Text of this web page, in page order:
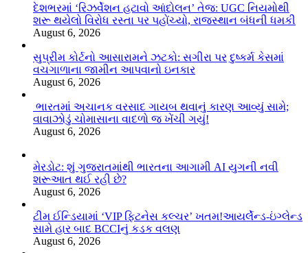
દેશભરમાં ‘રિઝર્વેશન હટાવો આંદોલન’ તેજ: UGC નિયમોથી
શરૂ થયેલો વિરોધ રસ્તા પર પહોંચ્યો, રાજસ્થાન બંધની ધમકી
August 6, 2026
સુપ્રીમ કોર્ટનો આસારામને ઝટકો: સગીરા પર દુષ્કર્મ કેસમાં
વચગાળાના જામીન આપવાનો ઇનકાર
August 6, 2026
ભારતમાં અચાનક વરસાદ ગાયબ થવાનું કારણ આવ્યું સામે;
વાવાઝોડું ચોમાસાના વાદળો જ ખેંચી ગયું!
August 6, 2026
મેરડોટ: શું ગુજરાતમાંથી ભારતના આગામી AI યુગની નવી
શરૂઆત થઈ રહી છે?
August 6, 2026
ટીમ ઈન્ડિયામાં ‘VIP ફિટનેસ કલ્ચર’ ખતમ!આયર્લેન્ડ-ઇંગ્લેન્ડ
સામે હાર બાદ BCCIનું કડક વલણ
August 6, 2026